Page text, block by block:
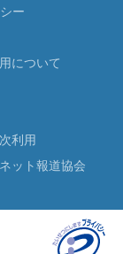
ー
について
利用
ット報道協会